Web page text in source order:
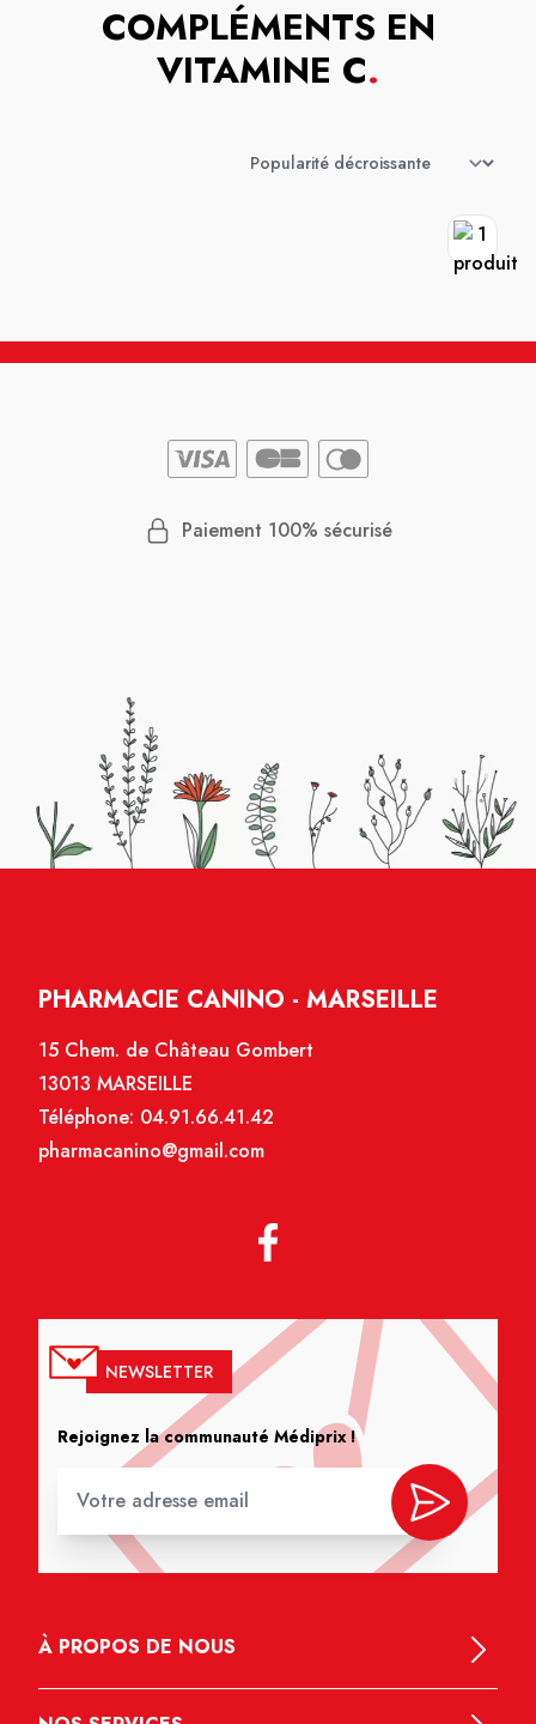
COMPLÉMENTS EN
VITAMINE C.
Paiement 100% sécurisé
PHARMACIE CANINO - MARSEILLE
15 Chem. de Château Gombert
13013 MARSEILLE
Téléphone: 04.91.66.41.42
pharmacanino@gmail.com
NEWSLETTER
Rejoignez la communauté Médiprix !
À PROPOS DE NOUS